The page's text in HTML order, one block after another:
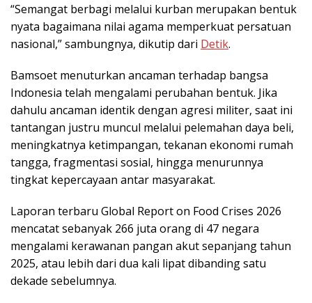
“Semangat berbagi melalui kurban merupakan bentuk
nyata bagaimana nilai agama memperkuat persatuan
nasional,” sambungnya, dikutip dari Detik.
Bamsoet menuturkan ancaman terhadap bangsa
Indonesia telah mengalami perubahan bentuk. Jika
dahulu ancaman identik dengan agresi militer, saat ini
tantangan justru muncul melalui pelemahan daya beli,
meningkatnya ketimpangan, tekanan ekonomi rumah
tangga, fragmentasi sosial, hingga menurunnya
tingkat kepercayaan antar masyarakat.
Laporan terbaru Global Report on Food Crises 2026
mencatat sebanyak 266 juta orang di 47 negara
mengalami kerawanan pangan akut sepanjang tahun
2025, atau lebih dari dua kali lipat dibanding satu
dekade sebelumnya.